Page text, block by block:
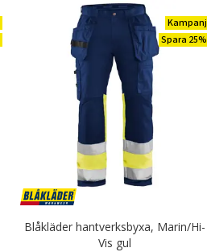
Kampanj
Spara 25%
Blåkläder hantverksbyxa, Marin/Hi-
Vis gul